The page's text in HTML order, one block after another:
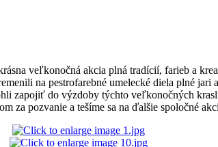
veľkonočná akcia plná tradícií, farieb a
na pestrofarebné umelecké diela plné
zapojiť do výzdoby týchto veľkonočných
za pozvanie a tešíme sa na ďalšie spoločné